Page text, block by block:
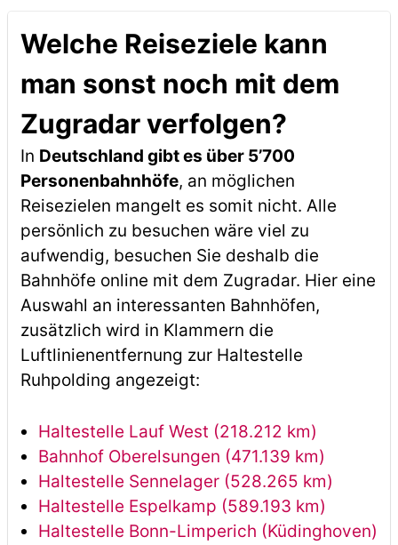
Welche Reiseziele kann
man sonst noch mit dem
Zugradar verfolgen?
In Deutschland gibt es über 5’700
Personenbahnhöfe, an möglichen
Reisezielen mangelt es somit nicht. Alle
persönlich zu besuchen wäre viel zu
aufwendig, besuchen Sie deshalb die
Bahnhöfe online mit dem Zugradar. Hier eine
Auswahl an interessanten Bahnhöfen,
zusätzlich wird in Klammern die
Luftlinienentfernung zur Haltestelle
Ruhpolding angezeigt:
Haltestelle Lauf West (218.212 km)
Bahnhof Oberelsungen (471.139 km)
Haltestelle Sennelager (528.265 km)
Haltestelle Espelkamp (589.193 km)
Haltestelle Bonn-Limperich (Küdinghoven)